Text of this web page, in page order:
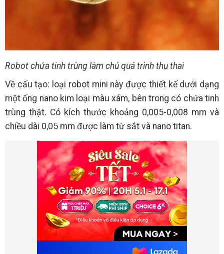
Robot chứa tinh trùng làm chủ quá trình thụ thai
Về cấu tạo: loại robot mini này được thiết kế dưới dạng
một ống nano kim loại màu xám, bên trong có chứa tinh
trùng thật. Có kích thước khoảng 0,005-0,008 mm và
chiều dài 0,05 mm được làm từ sắt và nano titan.